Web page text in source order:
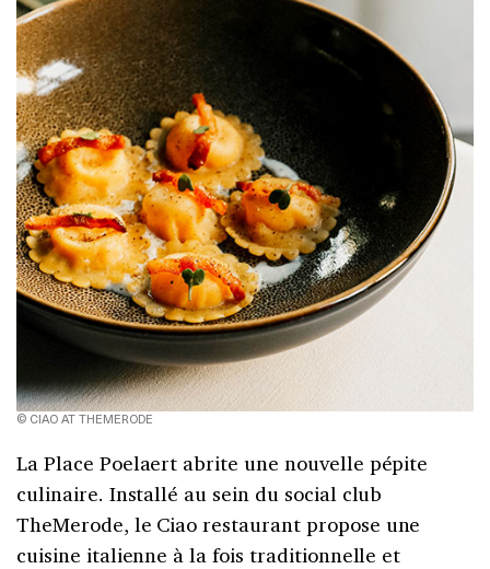
© CIAO AT THEMERODE
La Place Poelaert abrite une nouvelle pépite
culinaire. Installé au sein du social club
TheMerode, le Ciao restaurant propose une
cuisine italienne à la fois traditionnelle et